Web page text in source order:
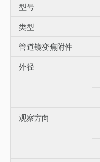
型号
类型
管道镜变焦附件
外径
观察方向